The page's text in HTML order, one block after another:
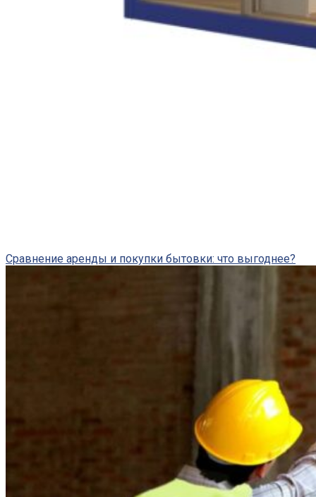
Сравнение аренды и покупки бытовки: что выгоднее?